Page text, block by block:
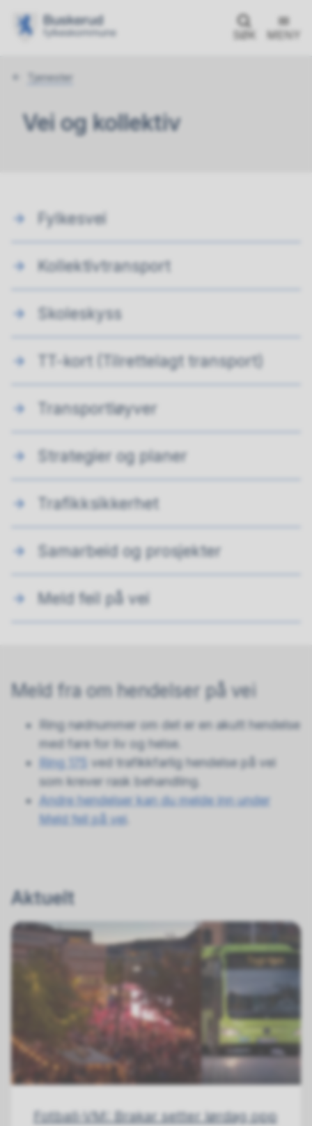
SØK MENY
Du
Tjenester
Vei og kollektiv
Fylkesvei
Kollektivtransport
Skoleskyss
TT-kort (Tilrettelagt transport)
Transportløyver
Strategier og planer
Trafikksikkerhet
Samarbeid og prosjekter
Meld feil på vei
Meld fra om hendelser på vei
Ring nødnummer om det er en akutt hendelse
med fare for liv og helse.
Ring 175
ved trafikkfarlig hendelse på vei
som krever rask behandling.
Andre hendelser kan du melde inn under
Meld feil på vei
Aktuelt
Fotball-VM: Brakar setter lørdag opp